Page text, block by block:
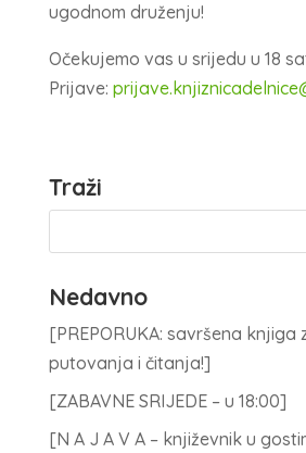
ugodnom druženju!
Očekujemo vas u srijedu u 18
Prijave:
Traži
Nedavno
[PREPORUKA: savršena
putovanja i čitanja!]
[ZABAVNE SRIJEDE – u 18:00]
[N A J A V A – književnik u